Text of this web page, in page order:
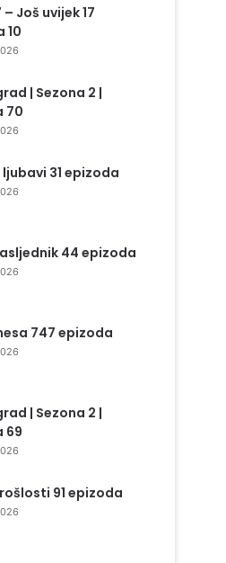
– Još uvijek 17
10
| Sezona 2 |
70
31 epizoda
44 epizoda
747 epizoda
| Sezona 2 |
69
91 epizoda